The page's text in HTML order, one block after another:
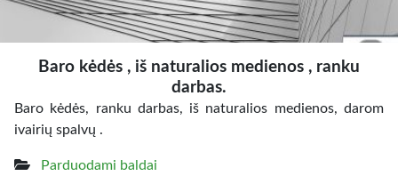
Baro kėdės , iš naturalios medienos , ranku
darbas.
Baro kėdės, ranku darbas, iš naturalios medienos, darom
ivairių spalvų .
Parduodami baldai